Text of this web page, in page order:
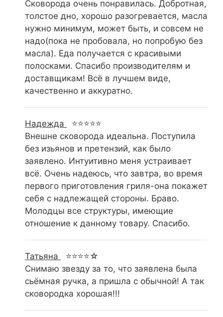
Сковорода очень понравилась. Добротная,
толстое дно, хорошо разогревается, масла
нужно минимум, может быть, и совсем не
надо(пока не пробовала, но попробую без
масла). Еда получается с красивыми
полосками. Спасибо производителям и
доставщикам! Всё в лучшем виде,
качественно и аккуратно.
Надежда
⭐⭐⭐⭐⭐
Внешне сковорода идеальна. Поступила
без изьянов и претензий, как было
заявлено. Интуитивно меня устраивает
всё. Очень надеюсь, что завтра, во время
первого приготовления гриля-она покажет
себя с надлежащей стороны. Браво.
Молодцы все структуры, имеющие
отношение к данному товару. Спасибо.
Татьяна
⭐⭐⭐⭐☆
Снимаю звезду за то, что заявлена была
сьёмная ручка, а пришла с обычной! А так
сковородка хорошая!!!